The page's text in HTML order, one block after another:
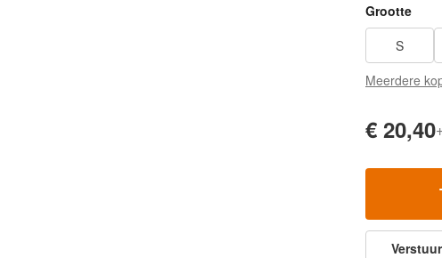
Grootte
S
Meerdere
€ 20,40